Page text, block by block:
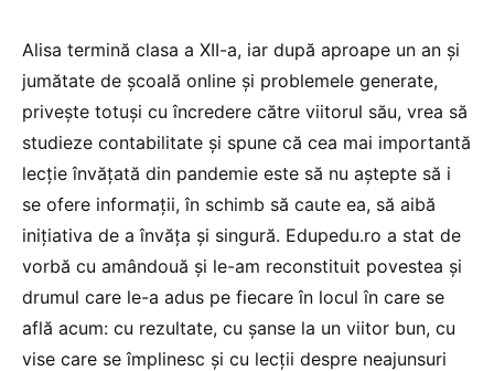
Alisa termină clasa a XII-a, iar după aproape un an și
jumătate de școală online și problemele generate,
privește totuși cu încredere către viitorul său, vrea să
studieze contabilitate și spune că cea mai importantă
lecție învățată din pandemie este să nu aștepte să i
se ofere informații, în schimb să caute ea, să aibă
inițiativa de a învăța și singură. Edupedu.ro a stat de
vorbă cu amândouă și le-am reconstituit povestea și
drumul care le-a adus pe fiecare în locul în care se
află acum: cu rezultate, cu șanse la un viitor bun, cu
vise care se împlinesc și cu lecții despre neajunsuri